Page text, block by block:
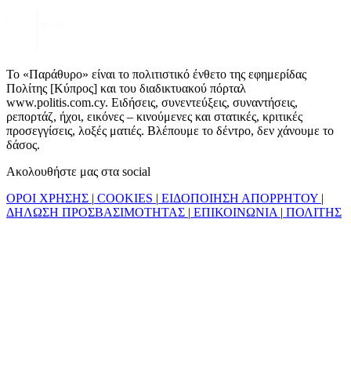
Το «Παράθυρο» είναι το πολιτιστικό ένθετο της εφημερίδας
Πολίτης [Κύπρος] και του διαδικτυακού πόρταλ
www.politis.com.cy. Ειδήσεις, συνεντεύξεις, συναντήσεις,
ρεπορτάζ, ήχοι, εικόνες – κινούμενες και στατικές, κριτικές
προσεγγίσεις, λοξές ματιές. Βλέπουμε το δέντρο, δεν χάνουμε το
δάσος.
Ακολουθήστε μας στα social
ΟΡΟΙ ΧΡΗΣΗΣ | COOKIES | ΕΙΔΟΠΟΙΗΣΗ ΑΠΟΡΡΗΤΟΥ |
ΔΗΛΩΣΗ ΠΡΟΣΒΑΣΙΜΟΤΗΤΑΣ | ΕΠΙΚΟΙΝΩΝΙΑ | ΠΟΛΙΤΗΣ